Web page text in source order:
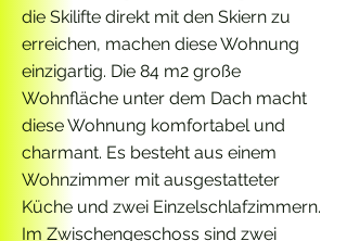
die Skilifte direkt mit den Skiern zu
erreichen, machen diese Wohnung
einzigartig. Die 84 m2 große
Wohnfläche unter dem Dach macht
diese Wohnung komfortabel und
charmant. Es besteht aus einem
Wohnzimmer mit ausgestatteter
Küche und zwei Einzelschlafzimmern.
Im Zwischengeschoss sind zwei